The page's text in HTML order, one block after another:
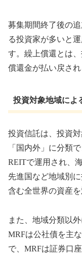
募集期間終了後の
る投資家が多いと
す。繰上償還とは
償還金が払い戻され
投資対象地域によ
投資信託は、投資
「国内外」に分類
REITで運用され、
先進国など地域別
含む全世界の資産を
また、地域分類以
MRFは公社債を主
で、MRFは証券口